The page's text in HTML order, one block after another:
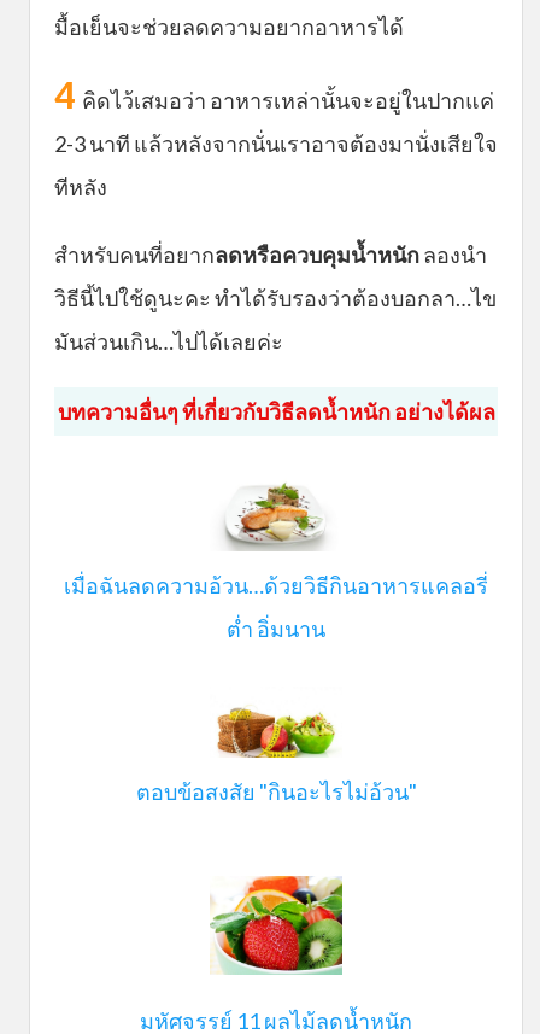
มื้อเย็นจะช่วยลดความอยากอาหารได้
4 คิดไว้เสมอว่า อาหารเหล่านั้นจะอยู่ในปากแค่
2-3 นาที แล้วหลังจากนั่นเราอาจต้องมานั่งเสียใจ
ทีหลัง
สำหรับคนที่อยากลดหรือควบคุมน้ำหนักลองนำ
วิธีนี้ไปใช้ดูนะคะ ทำได้รับรองว่าต้องบอกลา…ไข
มันส่วนเกิน…ไปได้เลยค่ะ
บทความอื่นๆ ที่เกี่ยวกับวิธีลดน้ำหนัก อย่างได้ผล
เมื่อฉันลดความอ้วน…ด้วยวิธีกินอาหารแคลอรี่
ต่ำ อิ่มนาน
ตอบข้อสงสัย "กินอะไรไม่อ้วน"
มหัศจรรย์ 11 ผลไม้ลดน้ำหนัก